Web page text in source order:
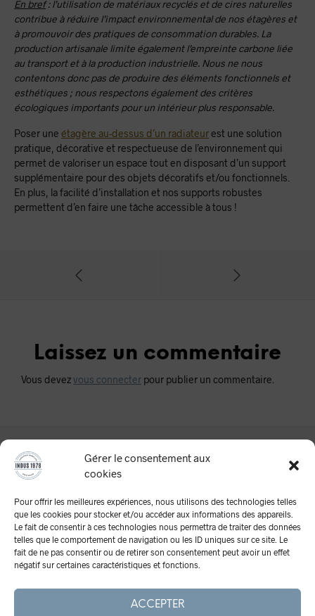
Gérer le consentement aux
cookies
Pour offrir les meilleures expériences, nous utilisons des technologies telles
que les cookies pour stocker et/ou accéder aux informations des appareils.
Le fait de consentir à ces technologies nous permettra de traiter des données
telles que le comportement de navigation ou les ID uniques sur ce site. Le
fait de ne pas consentir ou de retirer son consentement peut avoir un effet
négatif sur certaines caractéristiques et fonctions.
ACCEPTER
En bref: l’utilisation de matériaux recyclés et de cires naturelles
contribue à réduire l’impact environnemental de nos étagères et
à promouvoir des pratiques de consommation durables. La
production artisanale limite également l’empreinte carbone liée
au transport et à la production industrielle. Nous ne nous
contentons donc pas de produire des éléments fonctionnels et
esthétiques ; nous respectons également des critères
écologiques importants pour un intérieur plus responsable.
Poser une étagère au-dessus d’un radiateurest une solution
pratique, décorative et respectueuse de l’environnement qui
permet de valoriser un espace tout en disposant d’un support
supplémentaire pour des objets décoratifs et/ou fonctionnels.
En plus, la facilité d’installation et nos supports robustes
permettent d’en faire une tâche accessible à tous !
Laissez un commentaire
Vous devezvous connecter pour publier un commentaire.
A Propos
Mentions Légales